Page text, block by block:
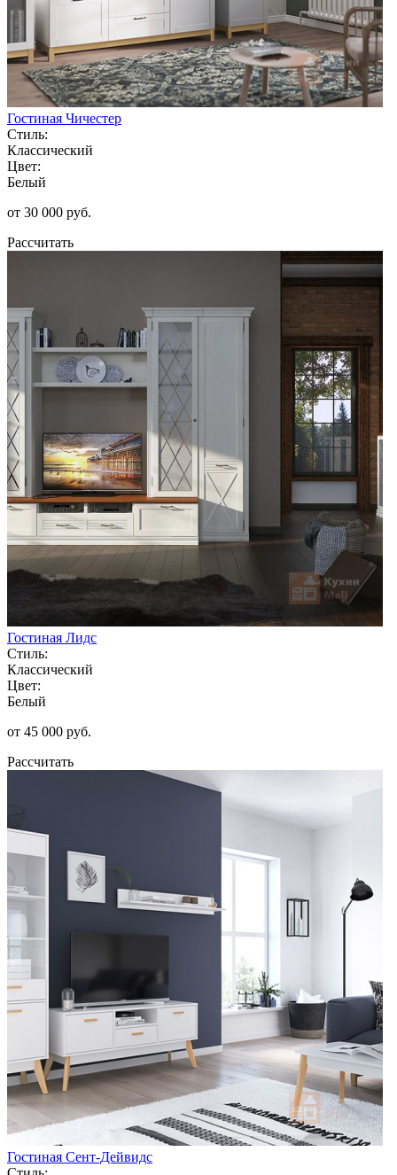
Гостиная Чичестер
Стиль:
Классический
Цвет:
Белый
от 30 000 руб.
Рассчитать
Гостиная Лидс
Стиль:
Классический
Цвет:
Белый
от 45 000 руб.
Рассчитать
Гостиная Сент-Дейвидс